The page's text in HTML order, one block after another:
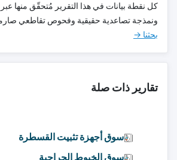
كل نقطة بيانات في هذا التقرير مُتحقّق منها عبر
ونمذجة تصاعدية حقيقية وفحوص تقاطعي
بحثنا →
تقارير ذات صلة
سوق أجهزة تثبيت القسطرة
سوق الخيوط الجراحية